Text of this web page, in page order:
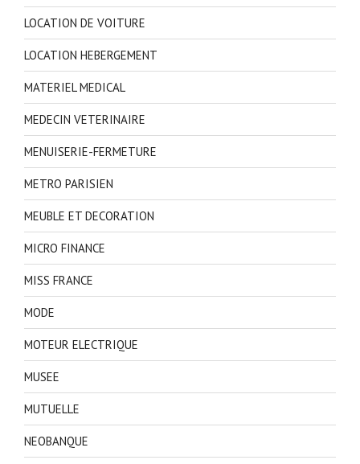
LOCATION DE VOITURE
LOCATION HEBERGEMENT
MATERIEL MEDICAL
MEDECIN VETERINAIRE
MENUISERIE-FERMETURE
METRO PARISIEN
MEUBLE ET DECORATION
MICRO FINANCE
MISS FRANCE
MODE
MOTEUR ELECTRIQUE
MUSEE
MUTUELLE
NEOBANQUE